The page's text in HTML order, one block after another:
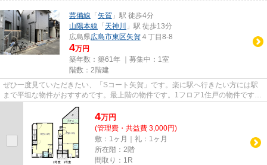
芸備線 「矢賀 」駅 徒歩4分
山陽本線 「天神川
」駅 徒歩13分
広島県広島市東区矢賀 ４丁目8-8
4万円
築年数：築61年 ｜募集中： 1室
階数：2階建
ぜひ一度見ていただきたい、「Sコート矢賀」です。楽に駅へ行きたい方には駅
まで平坦な物件がおすすめです。最上階の物件です。1フロア1住戸の物件です。
広島市東区エリアにある賃貸情...
4万円
(管理費・共益費 3,000円)
敷：1ヶ月｜礼：1ヶ月
所在階：2階
間取り：1R